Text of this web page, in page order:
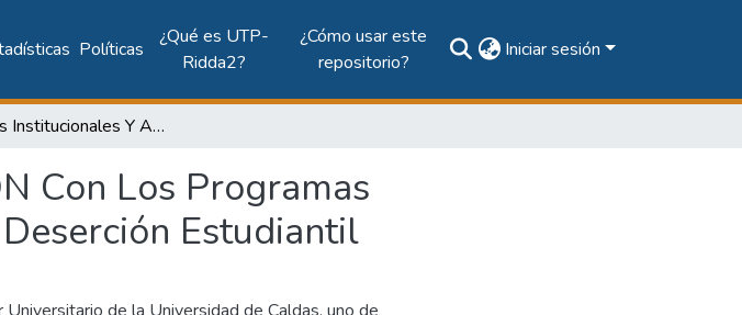
Políticas
¿Qué es UTP-
Ridda2?
¿Cómo usar este
repositorio?
Iniciar sesión
Apoyos Institucionales Y ArticulaciÓN Con Los Programas Gubernamentales Para Combatir La Deserción Estudiantil
Con Los Programas
Estudiantil